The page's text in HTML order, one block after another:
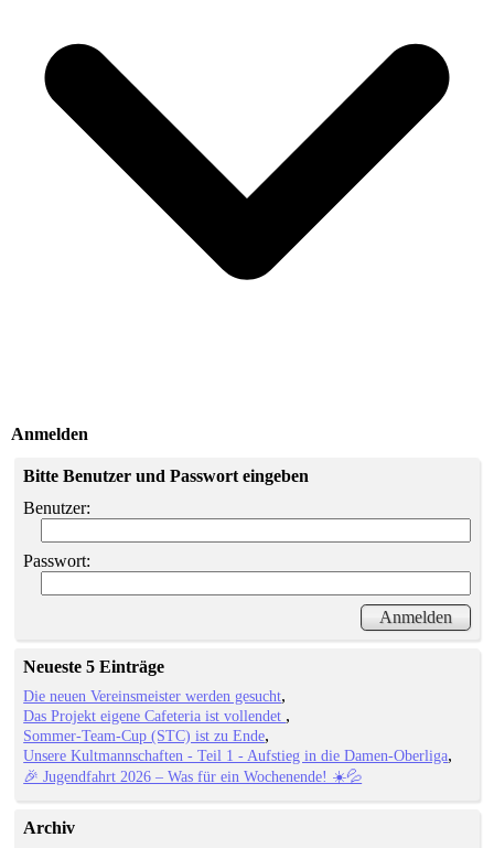
Anmelden
Bitte Benutzer und Passwort eingeben
Benutzer:
Passwort:
Neueste 5 Einträge
Die neuen Vereinsmeister werden gesucht
Das Projekt eigene Cafeteria ist vollendet
Sommer-Team-Cup (STC) ist zu Ende
Unsere Kultmannschaften - Teil 1 - Aufstieg in die Damen-Oberliga
🎉 Jugendfahrt 2026 – Was für ein Wochenende! ☀️💦
Archiv